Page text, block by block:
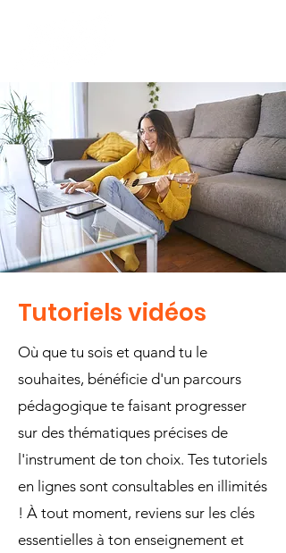
Tutoriels vidéos
Où que tu sois et quand tu le
souhaites, bénéficie d'un parcours
pédagogique te faisant progresser
sur des thématiques précises de
l'instrument de ton choix. Tes tutoriels
en lignes sont consultables en illimités
! À tout moment, reviens sur les clés
essentielles à ton enseignement et